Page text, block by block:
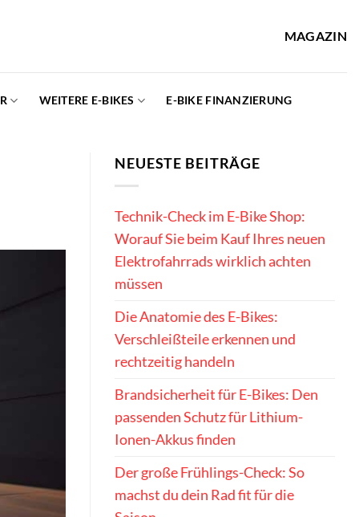
MAGAZIN
WEITERE E-BIKES E-BIKE FINANZIERUNG
NEUESTE BEITRÄGE
Technik-Check im E-Bike Shop:
Worauf Sie beim Kauf Ihres neuen
Elektrofahrrads wirklich achten
müssen
Die Anatomie des E-Bikes:
Verschleißteile erkennen und
rechtzeitig handeln
Brandsicherheit für E-Bikes: Den
passenden Schutz für Lithium-
Ionen-Akkus finden
Der große Frühlings-Check: So
machst du dein Rad fit für die